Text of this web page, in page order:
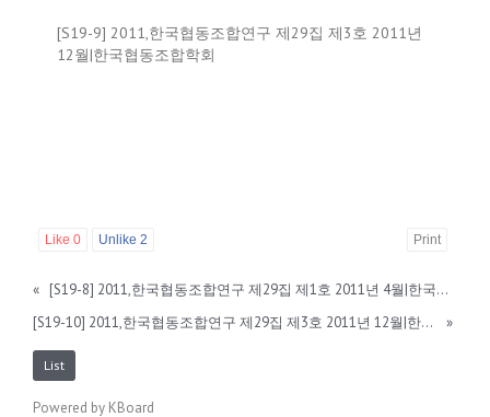
[S19-9] 2011,한국협동조합연구 제29집 제3호 2011년
12월|한국협동조합학회
Like 0 Unlike 2 Print
«
[S19-8] 2011,한국협동조합연구 제29집 제1호 2011년 4월|한국협동조합학회
[S19-10] 2011,한국협동조합연구 제29집 제3호 2011년 12월|한국협동조합학회
»
List
Powered by KBoard